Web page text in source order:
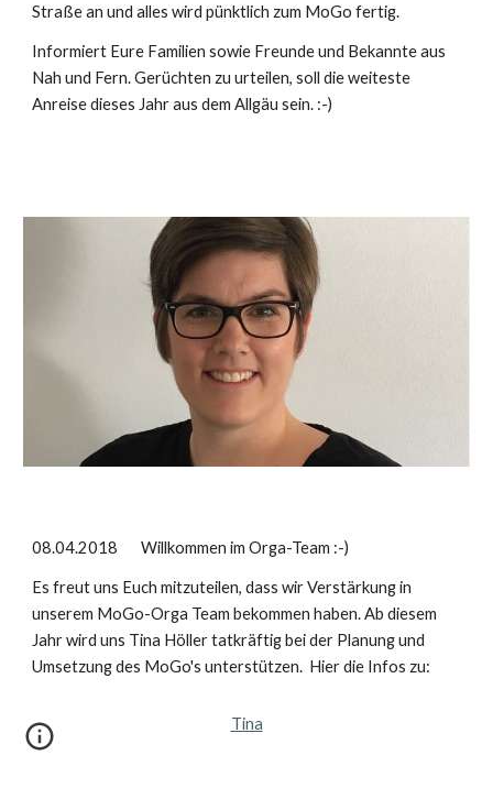
Straße an und alles wird pünktlich zum MoGo fertig.
Informiert Eure Familien sowie Freunde und Bekannte aus
Nah und Fern. Gerüchten zu urteilen, soll die weiteste
Anreise dieses Jahr aus dem Allgäu sein. :-)
08.04.2018 Willkommen im Orga-Team :-)
Es freut uns Euch mitzuteilen, dass wir Verstärkung in
unserem MoGo-Orga Team bekommen haben. Ab diesem
Jahr wird uns Tina Höller tatkräftig bei der Planung und
Umsetzung des MoGo's unterstützen. Hier die Infos zu:
Tina